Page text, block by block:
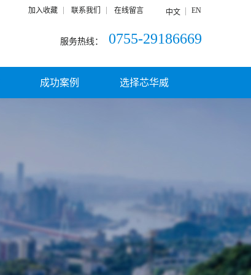
加入收藏 联系我们 在线留言 中文 EN
服务热线： 0755-29186669
成功案例 选择芯华威